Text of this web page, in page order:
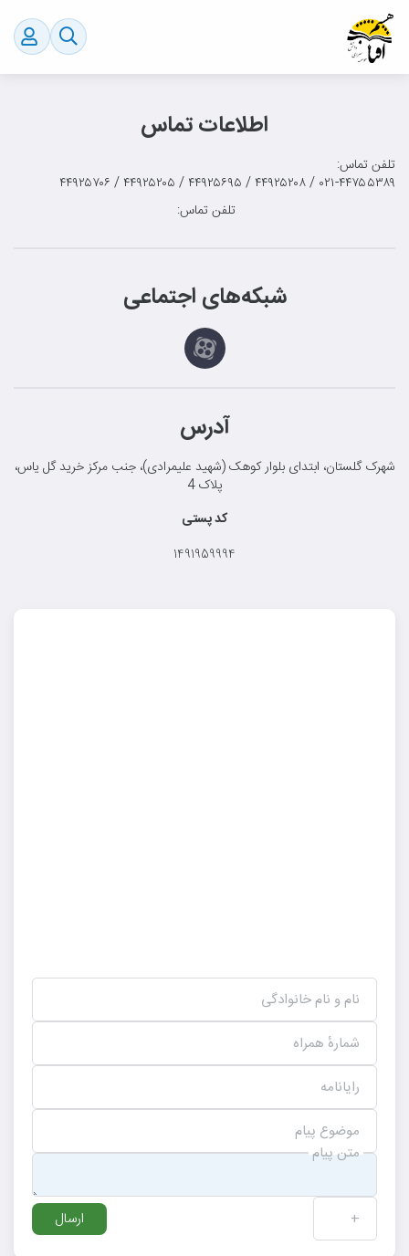
اطلاعات تماس
تلفن تماس:
۰۲۱-۴۴۷۵۵۳۸۹ / ۴۴۹۲۵۲۰۸ / ۴۴۹۲۵۶۹۵ / ۴۴۹۲۵۲۰۵ / ۴۴۹۲۵۷۰۶
تلفن تماس:
شبکه‌های اجتماعی
آدرس
شهرک گلستان، ابتدای بلوار کوهک (شهید علیمرادی)، جنب مرکز خرید گل یاس،
پلاک 4
کد پستی
1491959994
نام و نام خانوادگی
شمارهٔ همراه
رایانامه
موضوع پیام
متن پیام
+ ارسال